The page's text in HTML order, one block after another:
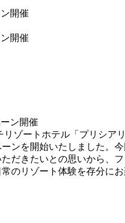
開催
開催
ゾートホテル「プリシ
ンを開始いたしました
だきたいとの思いから
のリゾート体験を存分にお